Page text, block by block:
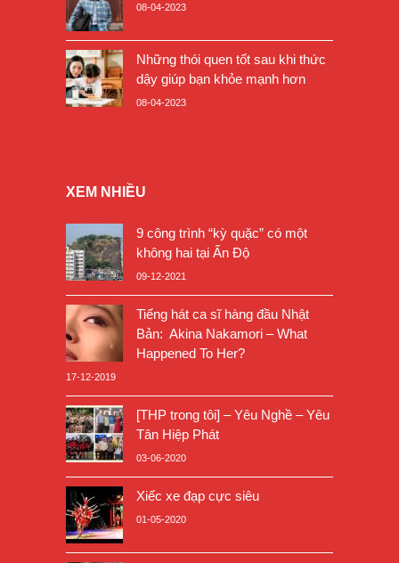
08-04-2023
Những thói quen tốt sau khi thức
dậy giúp bạn khỏe mạnh hơn
08-04-2023
XEM NHIỀU
9 công trình “kỳ quặc” có một
không hai tại Ấn Độ
09-12-2021
Tiếng hát ca sĩ hàng đầu Nhật
Bản: Akina Nakamori – What
Happened To Her?
17-12-2019
[THP trong tôi] – Yêu Nghề – Yêu
Tân Hiệp Phát
03-06-2020
Xiếc xe đạp cực siêu
01-05-2020